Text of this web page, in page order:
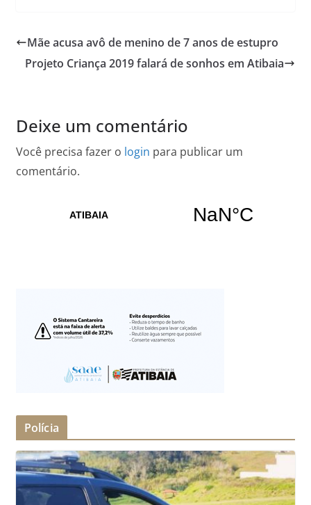
Mãe acusa avô de menino de 7 anos de estupro
Projeto Criança 2019 falará de sonhos em Atibaia
Deixe um comentário
Você precisa fazer o login para publicar um
comentário.
Polícia